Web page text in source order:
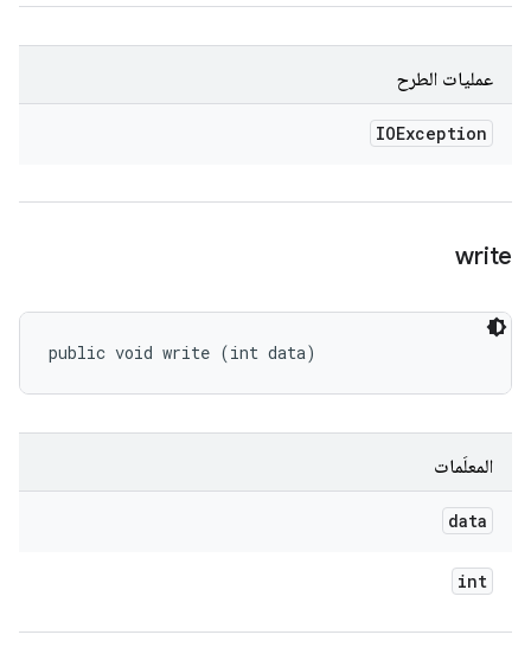
عمليات الطرح
IOException
write
public void write (int data)
المعلَمات
data
int